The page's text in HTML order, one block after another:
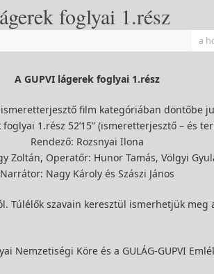
foglyai 1.rész
a
A GUPVI lágerek foglyai 1.rész
film kategóriában döntőbe
foglyai 1.rész 52’15” (ismeretterjesztő – és
Rendező: Rozsnyai Ilona
Zoltán, Operatőr: Hunor Tamás, Völgyi
Narrátor: Nagy Károly és Szászi János
Túlélők szavain keresztül ismerhetjük
Nemzetiségi Köre és a GULÁG-GUPVI